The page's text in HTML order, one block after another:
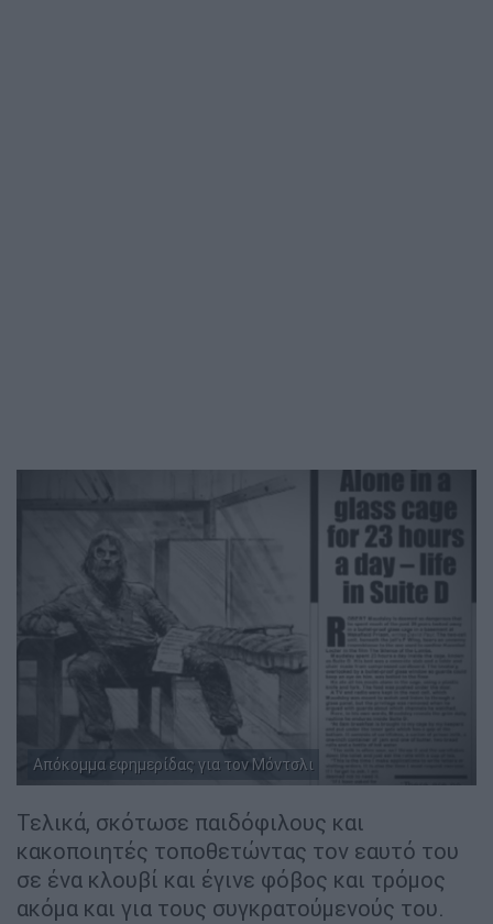
Απόκομμα εφημερίδας για τον Μόντσλι
Τελικά, σκότωσε παιδόφιλους και
κακοποιητές τοποθετώντας τον εαυτό του
σε ένα κλουβί και έγινε φόβος και τρόμος
ακόμα και για τους συγκρατούμενούς του.